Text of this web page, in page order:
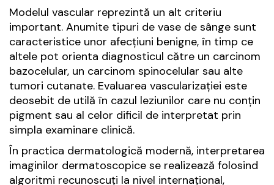
Modelul vascular reprezintă un alt criteriu
important. Anumite tipuri de vase de sânge sunt
caracteristice unor afecțiuni benigne, în timp ce
altele pot orienta diagnosticul către un carcinom
bazocelular, un carcinom spinocelular sau alte
tumori cutanate. Evaluarea vascularizației este
deosebit de utilă în cazul leziunilor care nu conțin
pigment sau al celor dificil de interpretat prin
simpla examinare clinică.
În practica dermatologică modernă, interpretarea
imaginilor dermatoscopice se realizează folosind
algoritmi recunoscuți la nivel internațional,